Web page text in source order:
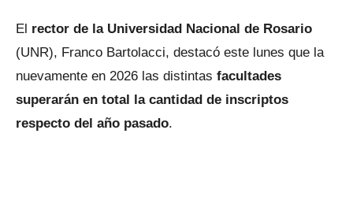
El rector de la Universidad Nacional de Rosario
(UNR), Franco Bartolacci, destacó este lunes que la
nuevamente en 2026 las distintas facultades
superarán en total la cantidad de inscriptos
respecto del año pasado.